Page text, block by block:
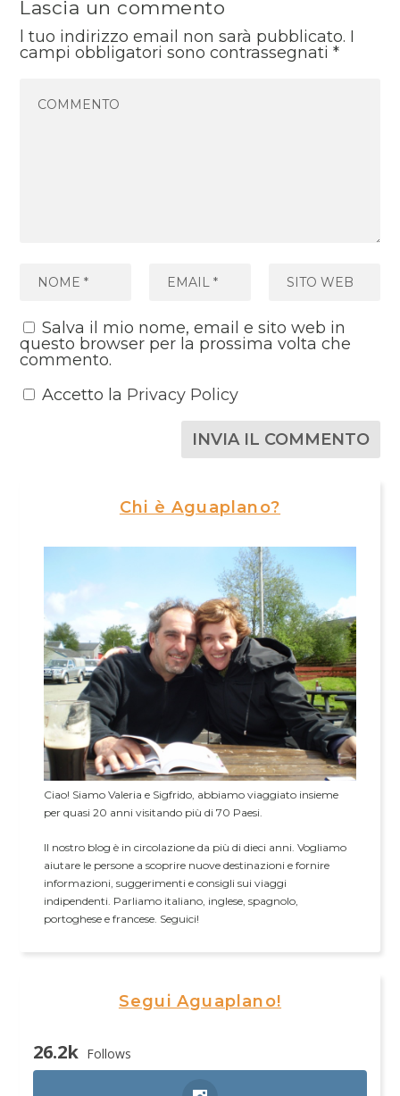
Lascia un commento
l tuo indirizzo email non sarà pubblicato. I
campi obbligatori sono contrassegnati*
Salva il mio nome, email e sito web in
questo browser per la prossima volta che
commento.
Accetto la Privacy Policy
Chi è Aguaplano?
Ciao! Siamo Valeria e Sigfrido, abbiamo viaggiato insieme
per quasi 20 anni visitando più di 70 Paesi.
Il nostro blog è in circolazione da più di dieci anni. Vogliamo
aiutare le persone a scoprire nuove destinazioni e fornire
informazioni, suggerimenti e consigli sui viaggi
indipendenti. Parliamo italiano, inglese, spagnolo,
portoghese e francese. Seguici!
Segui Aguaplano!
26.2k Follows